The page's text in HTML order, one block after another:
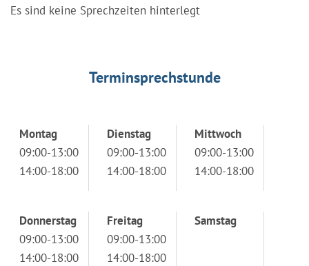
Es sind keine Sprechzeiten hinterlegt
Terminsprechstunde
Montag
09:00-13:00
14:00-18:00
Dienstag
09:00-13:00
14:00-18:00
Mittwoch
09:00-13:00
14:00-18:00
Donnerstag
09:00-13:00
14:00-18:00
Freitag
09:00-13:00
14:00-18:00
Samstag